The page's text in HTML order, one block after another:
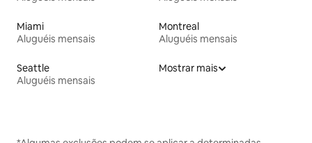
Miami
Aluguéis mensais
Montreal
Aluguéis mensais
Seattle
Aluguéis mensais
Mostrar mais